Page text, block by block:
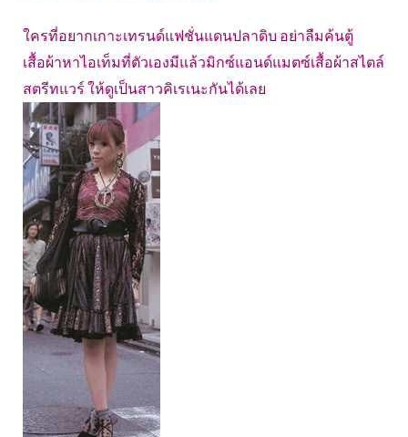
ใครที่อยากเกาะเทรนด์แฟชั่นแดนปลาดิบ อย่าลืมค้นตู้
เสื้อผ้าหาไอเท็มที่ตัวเองมีแล้วมิกซ์แอนด์แมตซ์เสื้อผ้าสไตล์
สตรีทแวร์ ให้ดูเป็นสาวคิเรเนะกันได้เลย